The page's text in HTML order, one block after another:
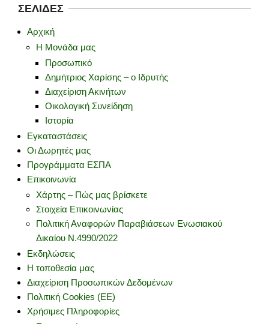
ΣΕΛΊΔΕΣ
Αρχική
Η Μονάδα μας
Προσωπικό
Δημήτριος Χαρίσης – ο Ιδρυτής
Διαχείριση Ακινήτων
Οικολογική Συνείδηση
Ιστορία
Εγκαταστάσεις
Οι Δωρητές μας
Προγράμματα ΕΣΠΑ
Επικοινωνία
Χάρτης – Πώς μας βρίσκετε
Στοιχεία Επικοινωνίας
Πολιτική Αναφορών Παραβιάσεων Ενωσιακού
Δικαίου Ν.4990/2022
Εκδηλώσεις
Η τοποθεσία μας
Διαχείριση Προσωπικών Δεδομένων
Πολιτική Cookies (ΕΕ)
Χρήσιμες Πληροφορίες